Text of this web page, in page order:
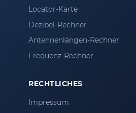
Locator-Karte
Dezibel-Rechner
Antennenlängen-Rechner
Frequenz-Rechner
RECHTLICHES
Impressum